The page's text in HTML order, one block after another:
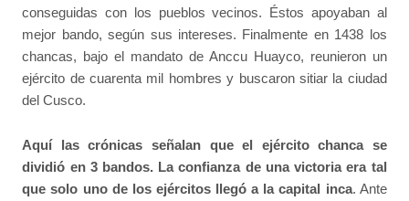
conseguidas con los pueblos vecinos. Éstos apoyaban al
mejor bando, según sus intereses. Finalmente en 1438 los
chancas, bajo el mandato de Anccu Huayco, reunieron un
ejército de cuarenta mil hombres y buscaron sitiar la ciudad
del Cusco.
Aquí las crónicas señalan que el ejército chanca se
dividió en 3 bandos. La confianza de una victoria era tal
que solo uno de los ejércitos llegó a la capital inca. Ante